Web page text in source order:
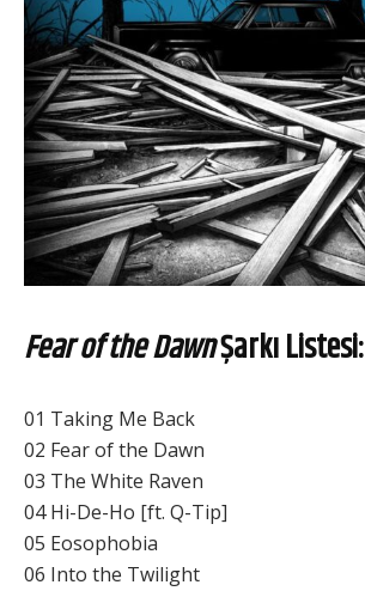
Fear of the DawnŞarkı Listesi:
01 Taking Me Back
02 Fear of the Dawn
03 The White Raven
04 Hi-De-Ho [ft. Q-Tip]
05 Eosophobia
06 Into the Twilight